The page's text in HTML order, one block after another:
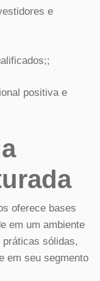
e
positiva e
oferece bases
em um ambiente
práticas sólidas,
em seu segmento